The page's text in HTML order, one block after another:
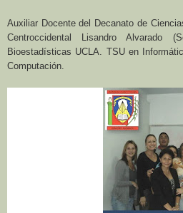
Auxiliar Docente del Decanato de
Centroccidental Lisandro Alvarado
Bioestadísticas UCLA. TSU en
Computación.